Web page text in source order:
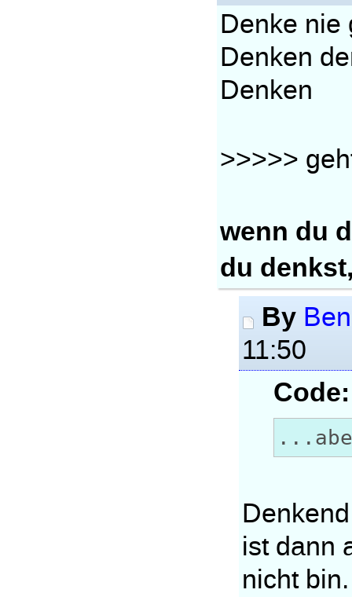
Denke nie
Denken
Denken
>>>>>
wenn du
du
By
11:50
Code:
ist dann
nicht bin.